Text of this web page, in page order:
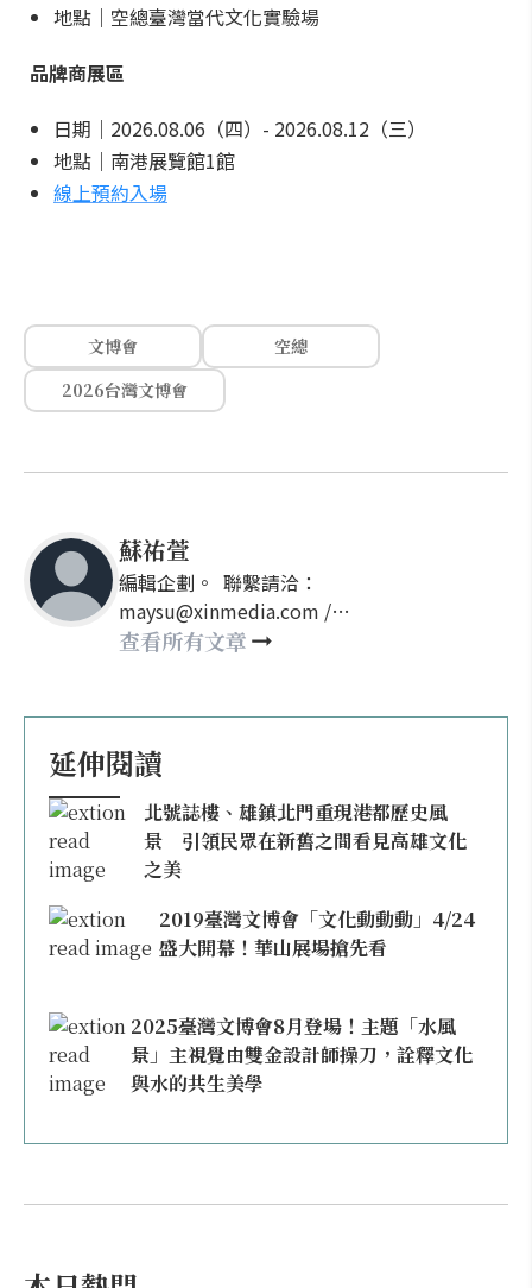
地點｜空總臺灣當代文化實驗場
品牌商展區
日期｜2026.08.06（四）- 2026.08.12（三）
地點｜南港展覽館1館
線上預約入場
文博會
空總
2026台灣文博會
蘇祐萱
編輯企劃。 聯繫請洽：
maysu@xinmedia.com /
may860527@gmail.com
查看所有文章
延伸閱讀
北號誌樓、雄鎮北門重現港都歷史風
景 引領民眾在新舊之間看見高雄文化
之美
2019臺灣文博會「文化動動動」4/24
盛大開幕！華山展場搶先看
2025臺灣文博會8月登場！主題「水風
景」主視覺由雙金設計師操刀，詮釋文化
與水的共生美學